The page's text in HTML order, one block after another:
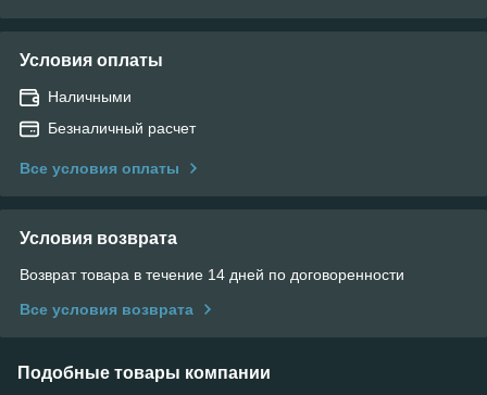
Условия оплаты
Наличными
Безналичный расчет
Все условия оплаты
Условия возврата
Возврат товара в течение 14 дней по договоренности
Все условия возврата
Подобные товары компании